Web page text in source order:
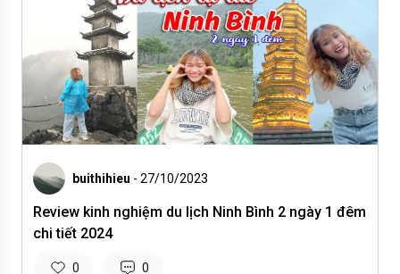
buithihieu - 27/10/2023
Review kinh nghiệm du lịch Ninh Bình 2 ngày 1 đêm
chi tiết 2024
0 0